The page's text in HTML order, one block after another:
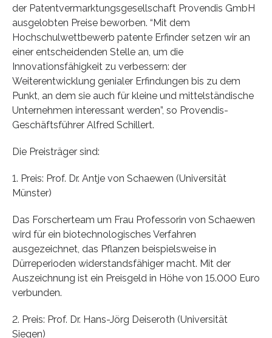
der Patentvermarktungsgesellschaft Provendis GmbH
ausgelobten Preise beworben. “Mit dem
Hochschulwettbewerb patente Erfinder setzen wir an
einer entscheidenden Stelle an, um die
Innovationsfähigkeit zu verbessern: der
Weiterentwicklung genialer Erfindungen bis zu dem
Punkt, an dem sie auch für kleine und mittelständische
Unternehmen interessant werden”, so Provendis-
Geschäftsführer Alfred Schillert.
Die Preisträger sind:
1. Preis: Prof. Dr. Antje von Schaewen (Universität
Münster)
Das Forscherteam um Frau Professorin von Schaewen
wird für ein biotechnologisches Verfahren
ausgezeichnet, das Pflanzen beispielsweise in
Dürreperioden widerstandsfähiger macht. Mit der
Auszeichnung ist ein Preisgeld in Höhe von 15.000 Euro
verbunden.
2. Preis: Prof. Dr. Hans-Jörg Deiseroth (Universität
Siegen)